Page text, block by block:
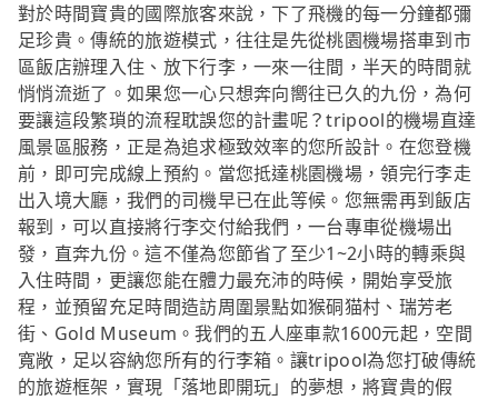
對於時間寶貴的國際旅客來說，下了飛機的每一分鐘都彌
足珍貴。傳統的旅遊模式，往往是先從桃園機場搭車到市
區飯店辦理入住、放下行李，一來一往間，半天的時間就
悄悄流逝了。如果您一心只想奔向嚮往已久的九份，為何
要讓這段繁瑣的流程耽誤您的計畫呢？tripool的機場直達
風景區服務，正是為追求極致效率的您所設計。在您登機
前，即可完成線上預約。當您抵達桃園機場，領完行李走
出入境大廳，我們的司機早已在此等候。您無需再到飯店
報到，可以直接將行李交付給我們，一台專車從機場出
發，直奔九份。這不僅為您節省了至少1~2小時的轉乘與
入住時間，更讓您能在體力最充沛的時候，開始享受旅
程，並預留充足時間造訪周圍景點如猴硐猫村、瑞芳老
街、Gold Museum。我們的五人座車款1600元起，空間
寬敞，足以容納您所有的行李箱。讓tripool為您打破傳統
的旅遊框架，實現「落地即開玩」的夢想，將寶貴的假